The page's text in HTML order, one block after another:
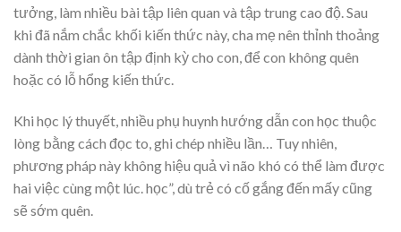
tưởng, làm nhiều bài tập liên quan và tập trung cao độ. Sau
khi đã nắm chắc khối kiến thức này, cha mẹ nên thỉnh thoảng
dành thời gian ôn tập định kỳ cho con, để con không quên
hoặc có lỗ hổng kiến thức.
Khi học lý thuyết, nhiều phụ huynh hướng dẫn con học thuộc
lòng bằng cách đọc to, ghi chép nhiều lần… Tuy nhiên,
phương pháp này không hiệu quả vì não khó có thể làm được
hai việc cùng một lúc. học”, dù trẻ có cố gắng đến mấy cũng
sẽ sớm quên.